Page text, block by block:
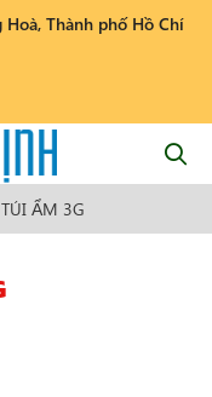
Thành phố Hồ Chí
TÚI ẨM 3G